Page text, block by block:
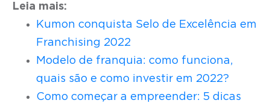
Leia mais:
Kumon conquista Selo de Excelência em
Franchising 2022
Modelo de franquia: como funciona,
quais são e como investir em 2022?
Como começar a empreender: 5 dicas